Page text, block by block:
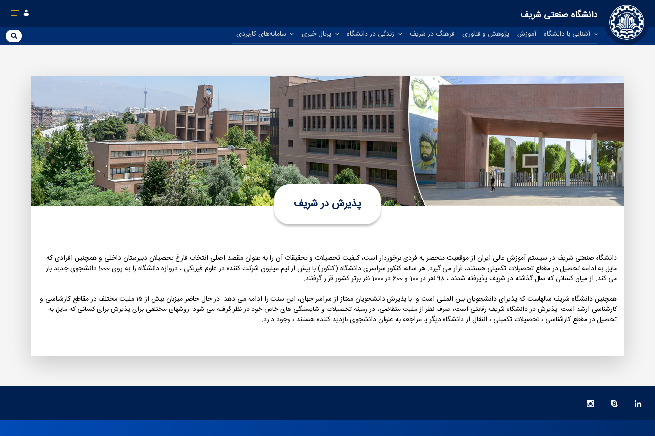
دانشگاه صنعتی شریف
آشنایی با دانشگاه آموزش پژوهش و فناوری فرهنگ در شریف زندگی در دانشگاه پرتال خبری سامانه‌های کاربردی
پذیرش در شریف
دانشگاه صنعتی شریف در سیستم آموزش عالی ایران از موقعیت منحصر به فردی برخوردار است، کیفیت تحصیلات و تحقیقات آن را به عنوان مقصد اصلی انتخاب فارغ تحصیلان دبیرستان داخلی و همچنین افرادی که
مایل به ادامه تحصیل در مقطع تحصیلات تکمیلی هستند، قرار می گیرد. هر ساله، کنکور سراسری دانشگاه (کنکور) با بیش از نیم میلیون شرکت کننده در علوم فیزیکی ، دروازه دانشگاه را به روی 1000 دانشجوی جدید باز
می کند. از میان کسانی که سال گذشته در شریف پذیرفته شدند ، 98 نفر در 100 و 600 در 1000 نفر برتر کشور قرار گرفتند.
همچنین دانشگاه شریف سالهاست که پذیرای دانشجویان بین المللی است و با پذیرش دانشجویان ممتاز از سراسر جهان، این سنت را ادامه می دهد. در حال حاضر میزبان بیش از 15 ملیت مختلف در مقاطع کارشناسی و
کارشناسی ارشد است. پذیرش در دانشگاه شریف رقابتی است، صرف نظر از ملیت متقاضی، در زمینه تحصیلات و شایستگی های خاص خود در نظر گرفته می شود. روشهای مختلفی برای پذیرش برای کسانی که مایل به
تحصیل در مقطع کارشناسی ، تحصیلات تکمیلی ، انتقال از دانشگاه دیگر یا مراجعه به عنوان دانشجوی بازدید کننده هستند ، وجود دارد.